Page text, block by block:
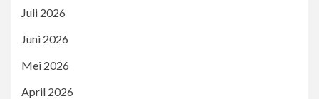
Juli 2026
Juni 2026
Mei 2026
April 2026